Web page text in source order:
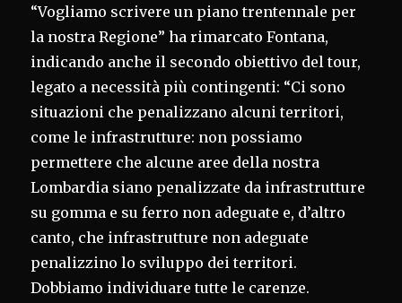
“Vogliamo scrivere un piano trentennale per
la nostra Regione” ha rimarcato Fontana,
indicando anche il secondo obiettivo del tour,
legato a necessità più contingenti: “Ci sono
situazioni che penalizzano alcuni territori,
come le infrastrutture: non possiamo
permettere che alcune aree della nostra
Lombardia siano penalizzate da infrastrutture
su gomma e su ferro non adeguate e, d’altro
canto, che infrastrutture non adeguate
penalizzino lo sviluppo dei territori.
Dobbiamo individuare tutte le carenze.